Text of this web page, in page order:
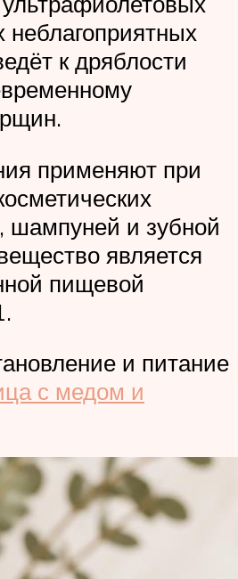
неблагоприятных
к дряблости
применяют при
шампуней и зубной
является
пищевой
и питание
с медом и